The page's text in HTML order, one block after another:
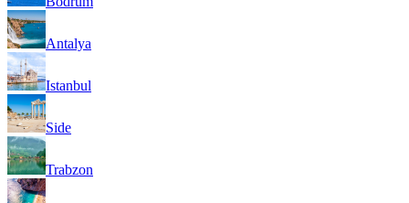
Antalya
Istanbul
Side
Trabzon